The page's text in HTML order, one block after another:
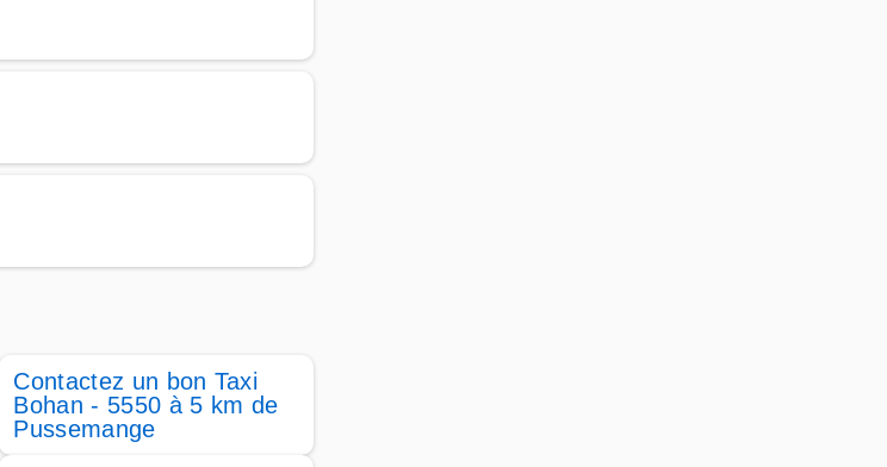
Contactez un bon Taxi
Bohan - 5550 à 5 km de
Pussemange